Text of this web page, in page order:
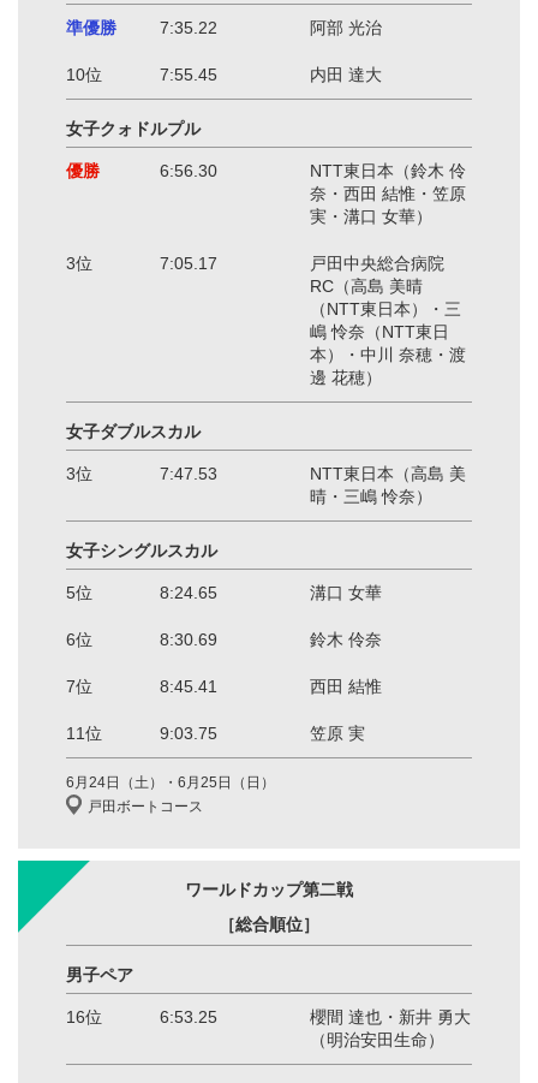
準優勝 7:35.22 阿部 光治
10位 7:55.45 内田 達大
女子クォドルプル
優勝 6:56.30
NTT東日本（鈴木 伶
奈・西田 結惟・笠原
実・溝口 女華）
3位 7:05.17
戸田中央総合病院
RC（高島 美晴
（NTT東日本）・三
嶋 怜奈（NTT東日
本）・中川 奈穂・渡
邊 花穂）
女子ダブルスカル
3位 7:47.53
NTT東日本（高島 美
晴・三嶋 怜奈）
女子シングルスカル
5位 8:24.65 溝口 女華
6位 8:30.69 鈴木 伶奈
7位 8:45.41 西田 結惟
11位 9:03.75 笠原 実
6月24日（土）・6月25日（日）
戸田ボートコース
ワールドカップ第二戦
［総合順位］
男子ペア
16位 6:53.25
櫻間 達也・新井 勇大
（明治安田生命）